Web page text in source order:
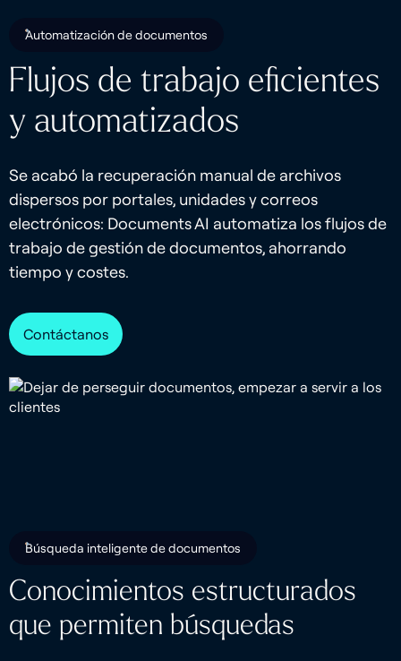
Automatización de documentos
Flujos de trabajo eficientes
y automatizados
Se acabó la recuperación manual de archivos
dispersos por portales, unidades y correos
electrónicos: Documents AI automatiza los flujos de
trabajo de gestión de documentos, ahorrando
tiempo y costes.
Contáctanos
Búsqueda inteligente de documentos
Conocimientos estructurados
que permiten búsquedas